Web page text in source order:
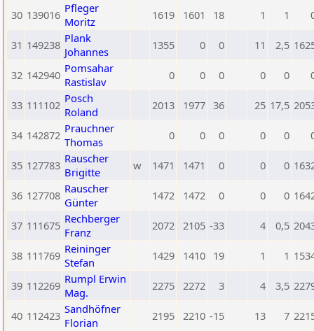
30 139016 Pfleger
Moritz
1619 1601 18 1 1
31 149238 Plank
Johannes
1355 0 0 11 2,5
32 142940 Pomsahar
Rastislav
0 0 0 0 0
33 111102 Posch
Roland
2013 1977 36 25 17,5
34 142872 Prauchner
Thomas
0 0 0 0 0
35 127783 Rauscher
Brigitte
w 1471 1471 0 0 0
36 127708 Rauscher
Günter
1472 1472 0 0 0
37 111675 Rechberger
Franz
2072 2105 -33 4 0,5
38 111769 Reininger
Stefan
1429 1410 19 1 1
39 112269 Rumpl Erwin
Mag.
2275 2272 3 4 3,5
40 112423 Sandhöfner
Florian
2195 2210 -15 13 7